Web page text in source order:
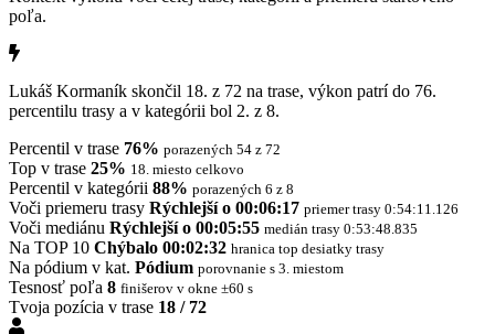
poľa.
Lukáš Kormaník skončil 18. z 72 na trase, výkon patrí do 76.
percentilu trasy a v kategórii bol 2. z 8.
Percentil v trase 76% porazených 54 z 72
Top v trase 25% 18. miesto celkovo
Percentil v kategórii 88% porazených 6 z 8
Voči priemeru trasy Rýchlejší o 00:06:17 priemer trasy 0:54:11.126
Voči mediánu Rýchlejší o 00:05:55 medián trasy 0:53:48.835
Na TOP 10 Chýbalo 00:02:32 hranica top desiatky trasy
Na pódium v kat. Pódium porovnanie s 3. miestom
Tesnosť poľa 8 finišerov v okne ±60 s
Tvoja pozícia v trase 18 / 72